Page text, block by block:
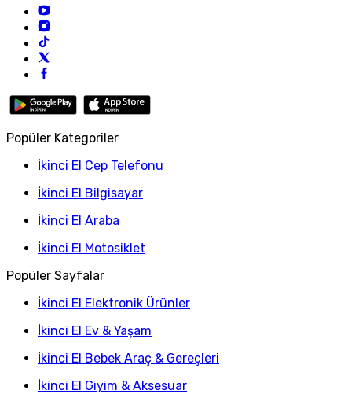
Popüler Kategoriler
İkinci El Cep Telefonu
İkinci El Bilgisayar
İkinci El Araba
İkinci El Motosiklet
Popüler Sayfalar
İkinci El Elektronik Ürünler
İkinci El Ev & Yaşam
İkinci El Bebek Araç & Gereçleri
İkinci El Giyim & Aksesuar